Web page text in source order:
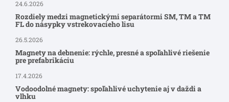
24.6.2026
Rozdiely medzi magnetickými separátormi SM, TM a TM
FL do násypky vstrekovacieho lisu
26.5.2026
Magnety na debnenie: rýchle, presné a spoľahlivé riešenie
pre prefabrikáciu
17.4.2026
Vodoodolné magnety: spoľahlivé uchytenie aj v daždi a
vlhku